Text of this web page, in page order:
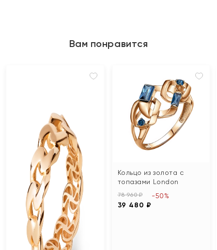
Вам понравится
Кольцо из золота с
топазами London
78 960 ₽
39 480 ₽
-50%